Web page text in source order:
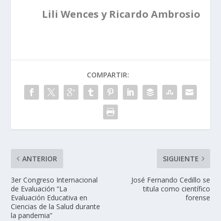
Lili Wences y Ricardo Ambrosio
COMPARTIR:
ANTERIOR
3er Congreso Internacional
de Evaluación “La
Evaluación Educativa en
Ciencias de la Salud durante
la pandemia”
SIGUIENTE
José Fernando Cedillo se
titula como científico
forense